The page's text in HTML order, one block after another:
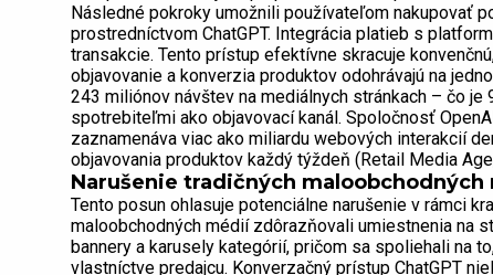
Následné pokroky umožnili používateľom nakupovať
prostredníctvom ChatGPT. Integrácia platieb s
transakcie. Tento prístup efektívne skracuje
objavovanie a konverzia produktov odohrávajú na
243 miliónov návštev na mediálnych stránkach – čo
spotrebiteľmi ako objavovací kanál. Spoločnosť
zaznamenáva viac ako miliardu webových interakcií
objavovania produktov každý týždeň (Retail Media
Narušenie tradičných maloobchodných
Tento posun ohlasuje potenciálne narušenie v rámci
maloobchodných médií zdôrazňovali umiestnenia na
bannery a karusely kategórií, pričom sa spoliehali na
vlastníctve predajcu. Konverzačný prístup ChatGPT